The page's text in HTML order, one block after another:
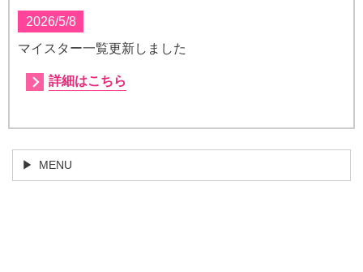
2026/5/8
マイスター一覧更新しました
詳細はこちら
MENU